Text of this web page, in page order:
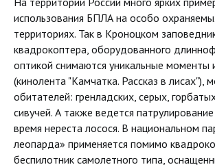
использования БПЛА на особо
территориях. Так в Кроноцком
квадрокоптера, оборудованного
оптикой снимаются уникальные моменты
(кинолента "Камчатка. Рассказ в лисах"),
обитателей: гренладских, серых,
сивучей. А также ведется
время нереста лосося. В национальном
леопарда» применяется помимо
беспилотник самолетного типа,